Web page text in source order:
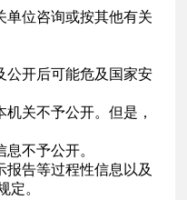
单位咨询或按其他有关
公开后可能危及国家安
关不予公开。但是，
不予公开。
告等过程性信息以及
定。